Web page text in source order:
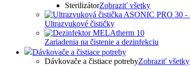
SterilizátorZobraziť všetky
Ultrazvukové čističky
Zariadenia na čistenie a dezinfekciu
Dávkovače a čistiace potreby
Dávkovače a čistiace potrebyZobraziť všetky